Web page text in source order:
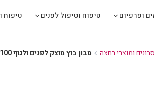
ופרפיום טיפוח וטיפול לפנים טיפוח
סבונים ומוצרי רחצה chevron_left סבון בוץ מוצק לפנים ולגוף 100 מ"ל - מור קוסמטיקס MORE BEAUTY